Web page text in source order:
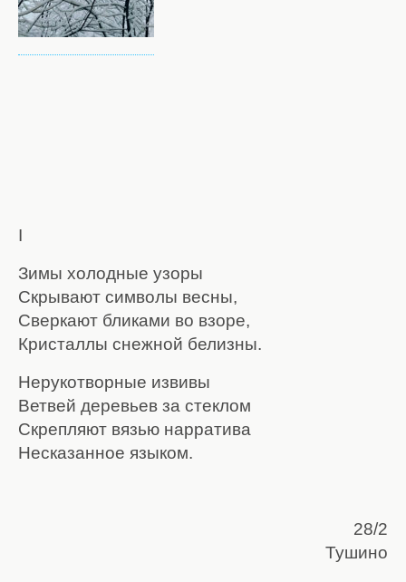
I
Зимы холодные узоры
Скрывают символы весны,
Сверкают бликами во взоре,
Кристаллы снежной белизны.
Нерукотворные извивы
Ветвей деревьев за стеклом
Скрепляют вязью нарратива
Несказанное языком.
28/2
Тушино